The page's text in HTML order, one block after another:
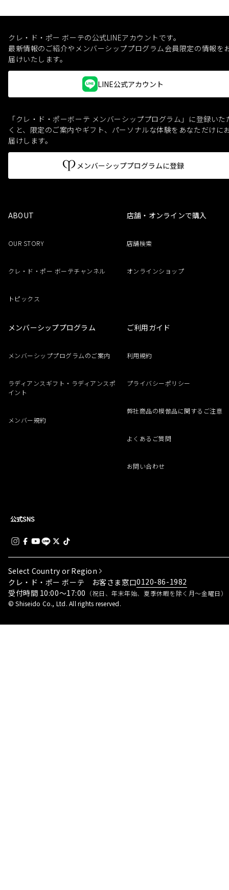
クレ・ド・ポー ボーテの公式LINEアカウントです。
最新情報のご紹介やメンバーシッププログラム会員限定の情報を
届けいたします。
LINE公式アカウント
「クレ・ド・ポーボーテ メンバーシッププログラム」に登録いた
くと、 限定のご案内やギフト、パーソナルな体験をあなただけに
届けします。
メンバーシッププログラムに登録
ABOUT
OUR STORY
クレ・ド・ポー ボーテチャンネル
トピックス
店舗・オンラインで購入
店舗検索
オンラインショップ
メンバーシッププログラム
メンバーシッププログラムのご案内
ラディアンスギフト・ラディアンスポ
イント
メンバー規約
ご利用ガイド
利用規約
プライバシーポリシー
弊社商品の模倣品に関するご注意
よくあるご質問
お問い合わせ
公式SNS
Select Country or Region
クレ・ド・ポー ボーテ お客さま窓口0120-86-1982
受付時間 10:00～17:00 （祝日、年末年始、夏季休暇を除く月～金曜日）
© Shiseido Co., Ltd. All rights reserved.